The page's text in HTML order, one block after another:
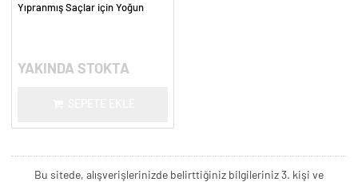
Yıpranmış Saçlar için Yoğun
YAKINDA STOKTA
Bu sitede, alışverişlerinizde belirttiğiniz bilgileriniz 3. kişi ve